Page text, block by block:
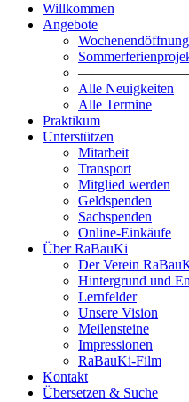
Willkommen
Angebote
Alle Neuigkeiten
Alle Termine
Praktikum
Unterstützen
Mitarbeit
Transport
Mitglied werden
Geldspenden
Sachspenden
Online-Einkäufe
Über RaBauKi
Der Verein
Hintergrund und
Lernfelder
Unsere Vision
Meilensteine
Impressionen
RaBauKi-Film
Kontakt
Übersetzen & Suche